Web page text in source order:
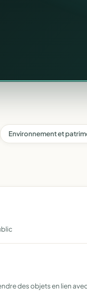
Environnement et
des objets en lien